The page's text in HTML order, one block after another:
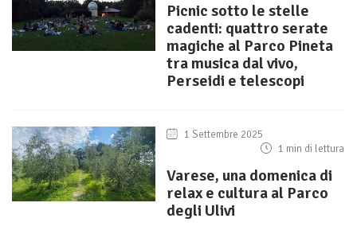
Picnic sotto le stelle
cadenti: quattro serate
magiche al Parco Pineta
tra musica dal vivo,
Perseidi e telescopi
1 Settembre 2025
1 min di lettura
Varese, una domenica di
relax e cultura al Parco
degli Ulivi